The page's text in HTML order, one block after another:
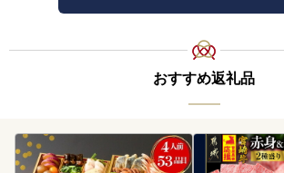
おすすめ返礼品